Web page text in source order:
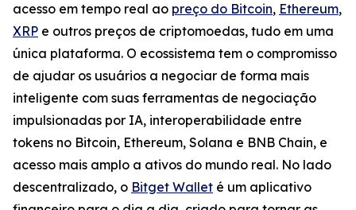
acesso em tempo real ao preço do Bitcoin, Ethereum,
XRP e outros preços de criptomoedas, tudo em uma
única plataforma. O ecossistema tem o compromisso
de ajudar os usuários a negociar de forma mais
inteligente com suas ferramentas de negociação
impulsionadas por IA, interoperabilidade entre
tokens no Bitcoin, Ethereum, Solana e BNB Chain, e
acesso mais amplo a ativos do mundo real. No lado
descentralizado, o Bitget Wallet é um aplicativo